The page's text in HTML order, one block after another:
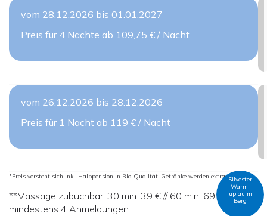
vom 28.12.2026 bis 01.01.2027
Preis für 4 Nächte ab 109,75 € / Nacht
vom 26.12.2026 bis 28.12.2026
Preis für 1 Nacht ab 119 € / Nacht
Silvester
Warm-
up aufm
Berg
*Preis versteht sich inkl. Halbpension in Bio-Qualität. Getränke werden extra berechnet.
**Massage zubuchbar: 30 min. 39 € // 60 min. 69 € p.P., ab
mindestens 4 Anmeldungen